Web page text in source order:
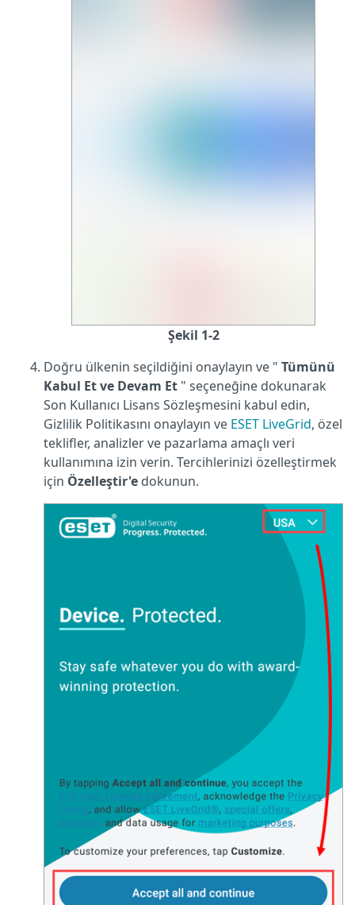
Şekil 1-2
Doğru ülkenin seçildiğini onaylayın ve " Tümünü
Kabul Et ve Devam Et " seçeneğine dokunarak
Son Kullanıcı Lisans Sözleşmesini kabul edin,
Gizlilik Politikasını onaylayın ve ESET LiveGrid, özel
teklifler, analizler ve pazarlama amaçlı veri
kullanımına izin verin. Tercihlerinizi özelleştirmek
için Özelleştir'e dokunun.